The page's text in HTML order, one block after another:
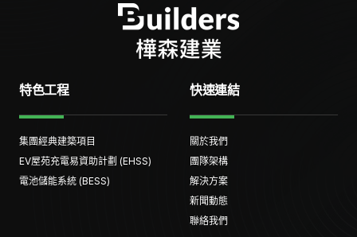
特色工程
集團經典建築項目
EV屋苑充電易資助計劃 (EHSS)
電池儲能系統 (BESS)
快速連結
關於我們
團隊架構
解決方案
新聞動態
聯絡我們